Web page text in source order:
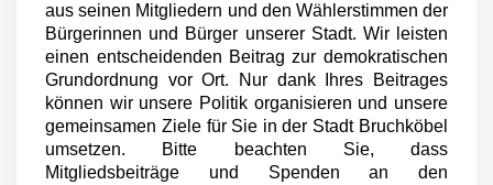
aus seinen Mitgliedern und den Wählerstimmen der
Bürgerinnen und Bürger unserer Stadt. Wir leisten
einen entscheidenden Beitrag zur demokratischen
Grundordnung vor Ort. Nur dank Ihres Beitrages
können wir unsere Politik organisieren und unsere
gemeinsamen Ziele für Sie in der Stadt Bruchköbel
umsetzen. Bitte beachten Sie, dass
Mitgliedsbeiträge und Spenden an den